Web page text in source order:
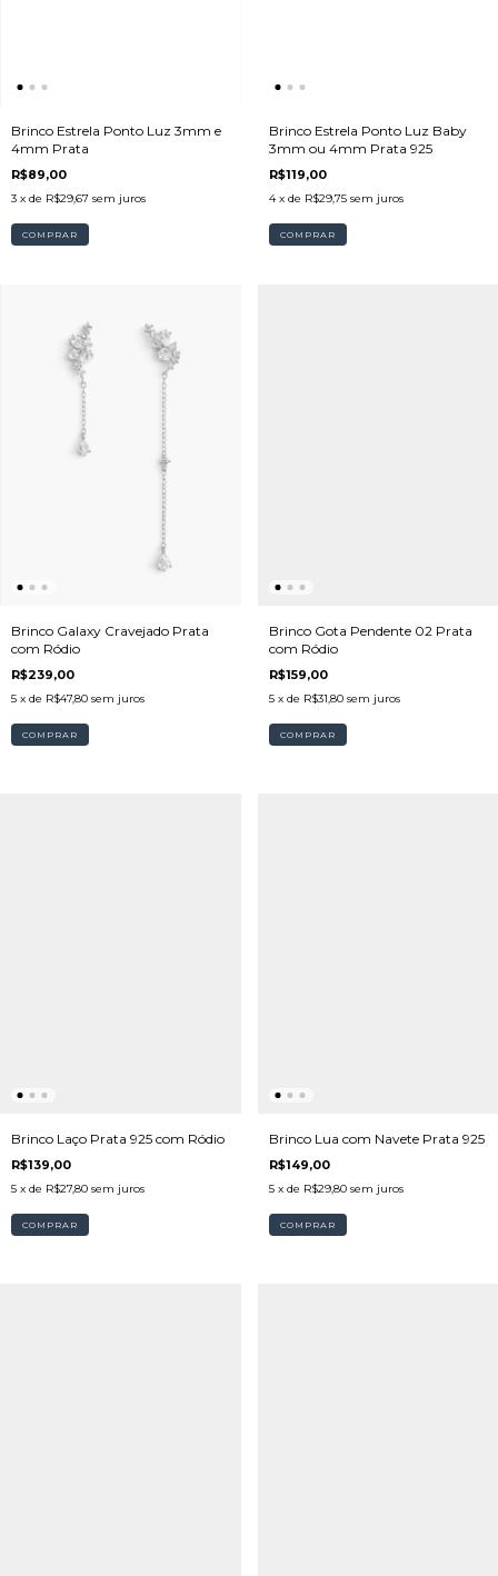
Brinco Estrela Ponto Luz 3mm e
4mm Prata
R$89,00
3 x de R$29,67 sem juros
COMPRAR
Brinco Estrela Ponto Luz Baby
3mm ou 4mm Prata 925
R$119,00
4 x de R$29,75 sem juros
COMPRAR
Brinco Galaxy Cravejado Prata
com Ródio
R$239,00
5 x de R$47,80 sem juros
Brinco Gota Pendente 02 Prata
com Ródio
R$159,00
5 x de R$31,80 sem juros
Brinco Laço Prata 925 com Ródio
R$139,00
5 x de R$27,80 sem juros
Brinco Lua com Navete Prata 925
R$149,00
5 x de R$29,80 sem juros